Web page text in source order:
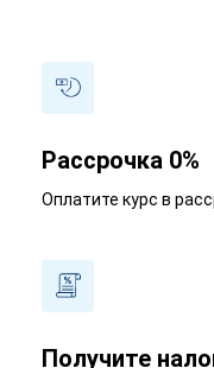
Рассрочка 0%
Оплатите курс в
Получите